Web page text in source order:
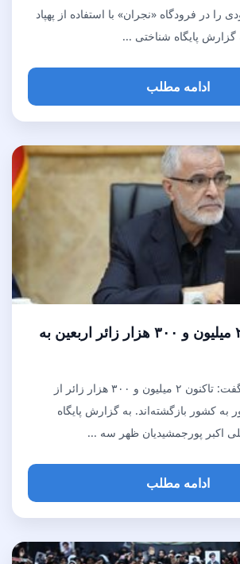
در فرودگاه «نجران» با استفاده از پهپاد
پایگاه شناختی ...
ادامه مطلب
پورجمشیدیان: ۲ میلیون و ۳۰۰ هزار زائر اربعین به
رئیس ستاد اربعین گفت: تاکنون ۲ میلیون و ۳۰۰ هزار زائر از
کشور بازگشته‌اند. به گزارش پایگاه
اکبر پورجمشیدیان ظهر سه ...
ادامه مطلب